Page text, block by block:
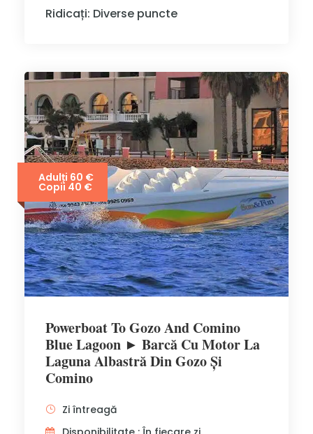
Ridicați: Diverse puncte
Adulți 60 €
Copii 40 €
Powerboat To Gozo And Comino
Blue Lagoon ► Barcă Cu Motor La
Laguna Albastră Din Gozo Și
Comino
Zi întreagă